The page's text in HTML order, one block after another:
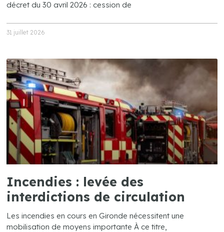
décret du 30 avril 2026 : cession de
31 juillet 2026
Incendies : levée des
interdictions de circulation
Les incendies en cours en Gironde nécessitent une
mobilisation de moyens importante À ce titre,